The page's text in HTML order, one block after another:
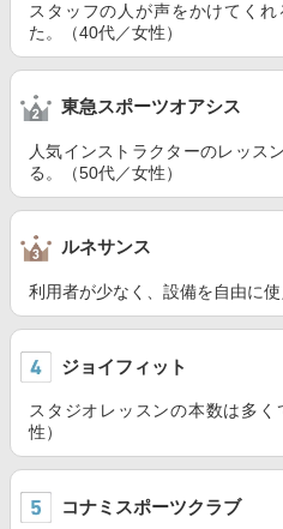
スタッフの人が声をかけてく
た。（40代／女性）
東急スポーツオアシス
人気インストラクターのレッス
る。（50代／女性）
ルネサンス
利用者が少なく、設備を自由に使
ジョイフィット
スタジオレッスンの本数は多
性）
コナミスポーツクラブ